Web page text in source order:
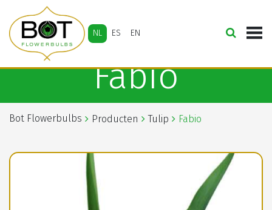
NL ES EN
Fabio
Bot Flowerbulbs Producten Tulip Fabio